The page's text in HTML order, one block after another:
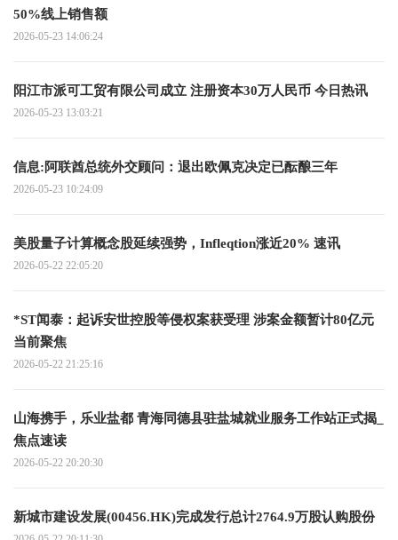
50%线上销售额
2026-05-23 14:06:24
阳江市派可工贸有限公司成立 注册资本30万人民币 今日热讯
2026-05-23 13:03:21
信息:阿联酋总统外交顾问：退出欧佩克决定已酝酿三年
2026-05-23 10:24:09
美股量子计算概念股延续强势，Infleqtion涨近20% 速讯
2026-05-22 22:05:20
*ST闻泰：起诉安世控股等侵权案获受理 涉案金额暂计80亿元
当前聚焦
2026-05-22 21:25:16
山海携手，乐业盐都 青海同德县驻盐城就业服务工作站正式揭_
焦点速读
2026-05-22 20:20:30
新城市建设发展(00456.HK)完成发行总计2764.9万股认购股份